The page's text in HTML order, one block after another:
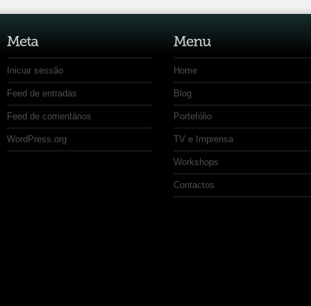
Iniciar sessão
Feed de entradas
Feed de comentários
WordPress.org
Home
Blog
Portefólio
TV e Imprensa
Workshops
Contactos